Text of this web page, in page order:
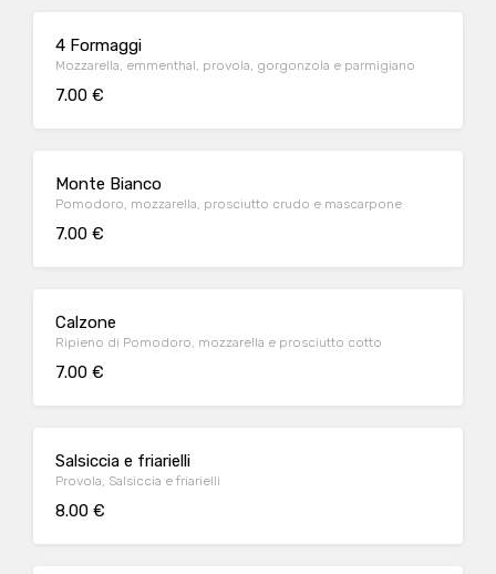
4 Formaggi
Mozzarella, emmenthal, provola, gorgonzola e parmigiano
7.00 €
Monte Bianco
Pomodoro, mozzarella, prosciutto crudo e mascarpone
7.00 €
Calzone
Ripieno di Pomodoro, mozzarella e prosciutto cotto
7.00 €
Salsiccia e friarielli
Provola, Salsiccia e friarielli
8.00 €